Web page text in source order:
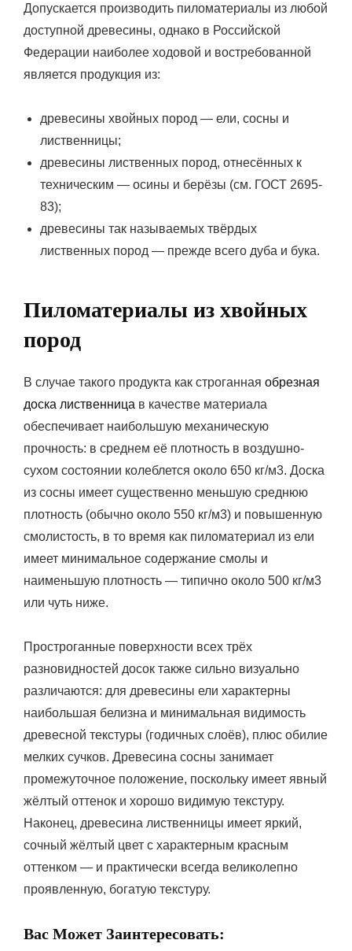
Допускается производить пиломатериалы из любой
доступной древесины, однако в Российской
Федерации наиболее ходовой и востребованной
является продукция из:
древесины хвойных пород — ели, сосны и
лиственницы;
древесины лиственных пород, отнесённых к
техническим — осины и берёзы (см. ГОСТ 2695-
83);
древесины так называемых твёрдых
лиственных пород — прежде всего дуба и бука.
Пиломатериалы из хвойных
пород
В случае такого продукта как строганная обрезная
доска лиственница в качестве материала
обеспечивает наибольшую механическую
прочность: в среднем её плотность в воздушно-
сухом состоянии колеблется около 650 кг/м3. Доска
из сосны имеет существенно меньшую среднюю
плотность (обычно около 550 кг/м3) и повышенную
смолистость, в то время как пиломатериал из ели
имеет минимальное содержание смолы и
наименьшую плотность — типично около 500 кг/м3
или чуть ниже.
Простроганные поверхности всех трёх
разновидностей досок также сильно визуально
различаются: для древесины ели характерны
наибольшая белизна и минимальная видимость
древесной текстуры (годичных слоёв), плюс обилие
мелких сучков. Древесина сосны занимает
промежуточное положение, поскольку имеет явный
жёлтый оттенок и хорошо видимую текстуру.
Наконец, древесина лиственницы имеет яркий,
сочный жёлтый цвет с характерным красным
оттенком — и практически всегда великолепно
проявленную, богатую текстуру.
Вас Может Заинтересовать: